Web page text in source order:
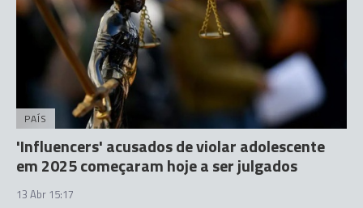
PAÍS
'Influencers' acusados de violar adolescente
em 2025 começaram hoje a ser julgados
13 Abr 15:17